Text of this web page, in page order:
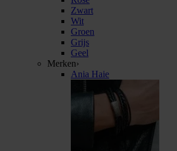
Zwart
Wit
Groen
Grijs
Geel
Merken›
Ania Haie